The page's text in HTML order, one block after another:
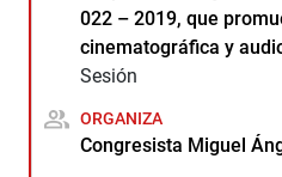
022 – 2019, que
cinematográfica y
Sesión
ORGANIZA
Congresista Miguel